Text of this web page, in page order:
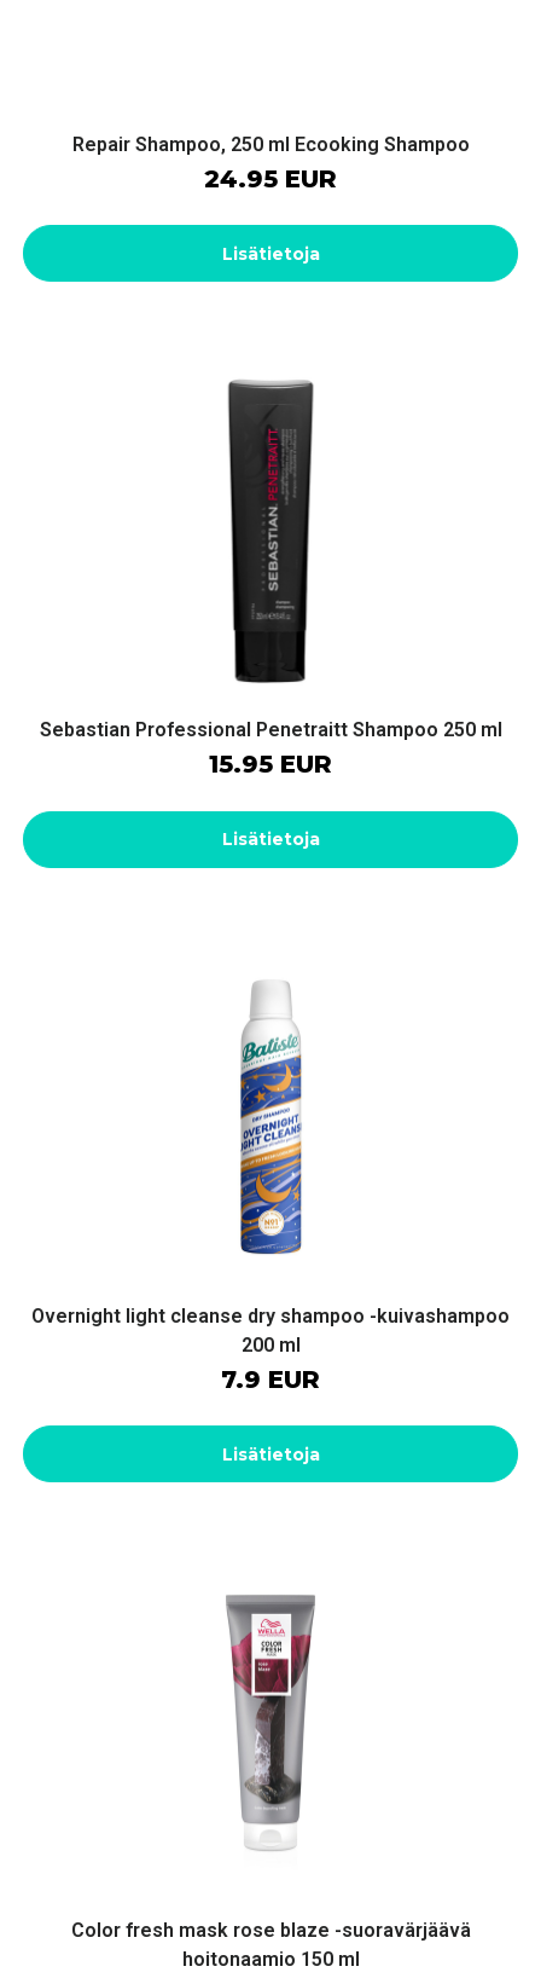
Repair Shampoo, 250 ml Ecooking Shampoo
24.95 EUR
Lisätietoja
Sebastian Professional Penetraitt Shampoo 250 ml
15.95 EUR
Lisätietoja
Overnight light cleanse dry shampoo -kuivashampoo
200 ml
7.9 EUR
Lisätietoja
Color fresh mask rose blaze -suoravärjäävä
hoitonaamio 150 ml